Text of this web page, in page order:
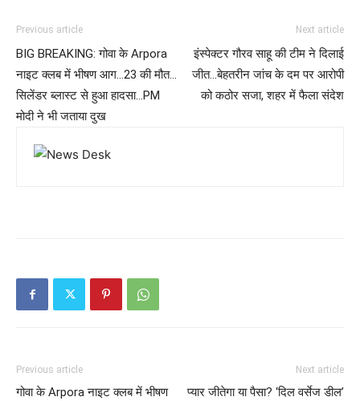
Previous article
BIG BREAKING: गोवा के Arpora
नाइट क्लब में भीषण आग…23 की मौत…
सिलेंडर ब्लास्ट से हुआ हादसा…PM
मोदी ने भी जताया दुख
Next article
इंस्पेक्टर गौरव साहू की टीम ने दिलाई
जीत…बेहतरीन जांच के दम पर आरोपी
को कठोर सजा, शहर में फैला संदेश
Previous article
गोवा के Arpora नाइट क्लब में भीषण
Next article
प्यार जीतेगा या पैसा? ‘दिल वर्सेज डील’